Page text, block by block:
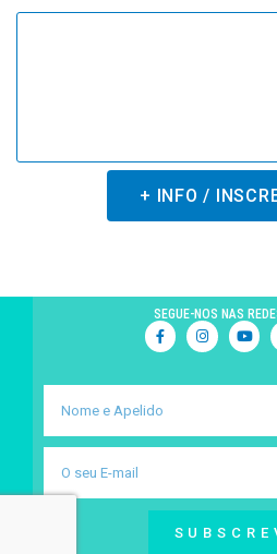
+ INFO /
SEGUE-NOS NAS